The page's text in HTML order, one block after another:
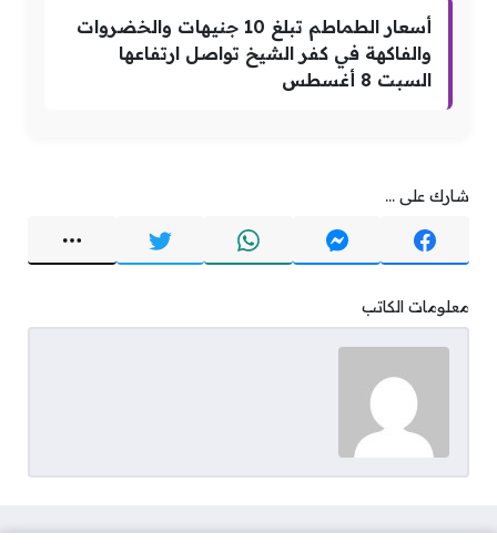
أسعار الطماطم تبلغ 10 جنيهات والخضروات
والفاكهة في كفر الشيخ تواصل ارتفاعها
السبت 8 أغسطس
شارك على ...
معلومات الكاتب